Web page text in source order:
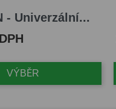
- Univerzální...
VÝBĚR